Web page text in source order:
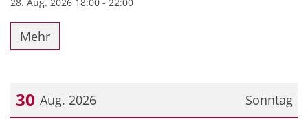
Mehr
Sonntag
30 Aug. 2026